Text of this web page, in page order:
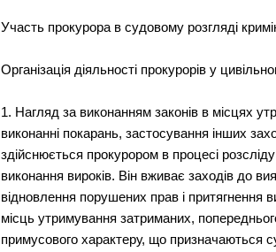
Участь прокурора в судовому розгляді
Організація діяльності прокурорів у
1. Нагляд за виконанням законів в місцях
виконанні покарань, застосування інших
здійснюється прокурором в процесі
виконання вироків. Він вживає заходів до
відновлення порушених прав і притягнення
місць утримування затриманих,
примусового характеру, що призначаються